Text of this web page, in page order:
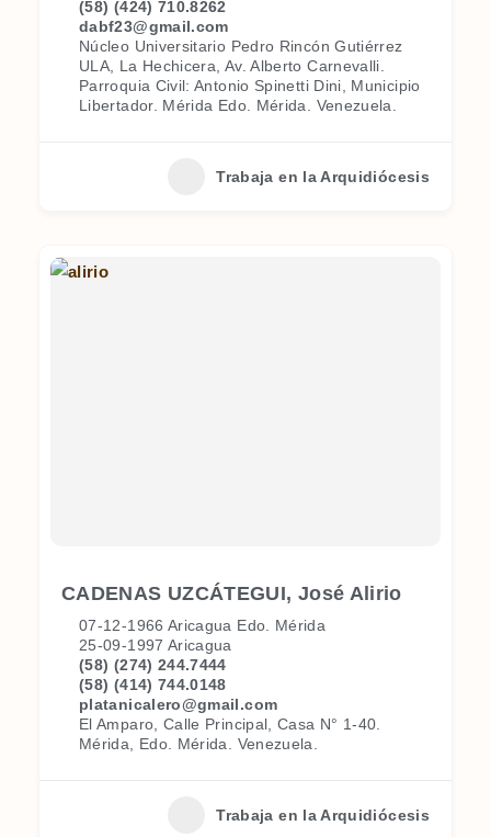
(58) (424) 710.8262
dabf23@gmail.com
Núcleo Universitario Pedro Rincón Gutiérrez
ULA, La Hechicera, Av. Alberto Carnevalli.
Parroquia Civil: Antonio Spinetti Dini, Municipio
Libertador. Mérida Edo. Mérida. Venezuela.
Trabaja en la Arquidiócesis
CADENAS UZCÁTEGUI, José Alirio
07-12-1966 Aricagua Edo. Mérida
25-09-1997 Aricagua
(58) (274) 244.7444
(58) (414) 744.0148
platanicalero@gmail.com
El Amparo, Calle Principal, Casa N° 1-40.
Mérida, Edo. Mérida. Venezuela.
Trabaja en la Arquidiócesis